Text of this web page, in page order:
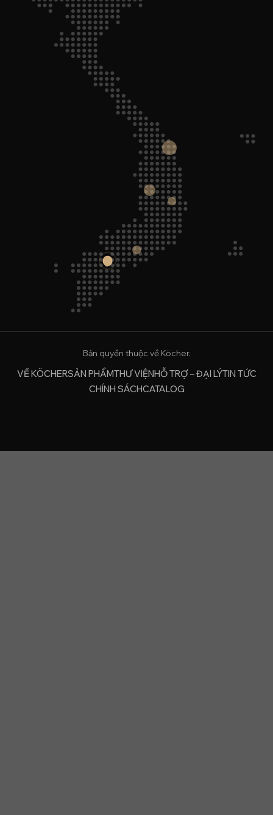
Bản quyền thuộc về Köcher.
VỀ KÖCHERSẢN PHẨMTHƯ VIỆNHỖ TRỢ – ĐẠI LÝTIN TỨC
CHÍNH SÁCHCATALOG